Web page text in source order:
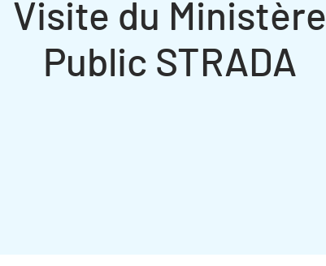
Visite du Ministère
Public STRADA